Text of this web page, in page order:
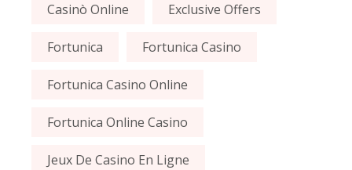
Casinò Online Exclusive Offers
Fortunica Fortunica Casino
Fortunica Casino Online
Fortunica Online Casino
Jeux De Casino En Ligne